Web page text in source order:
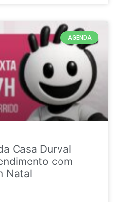
AGENDA
Casa Durval
com
Natal